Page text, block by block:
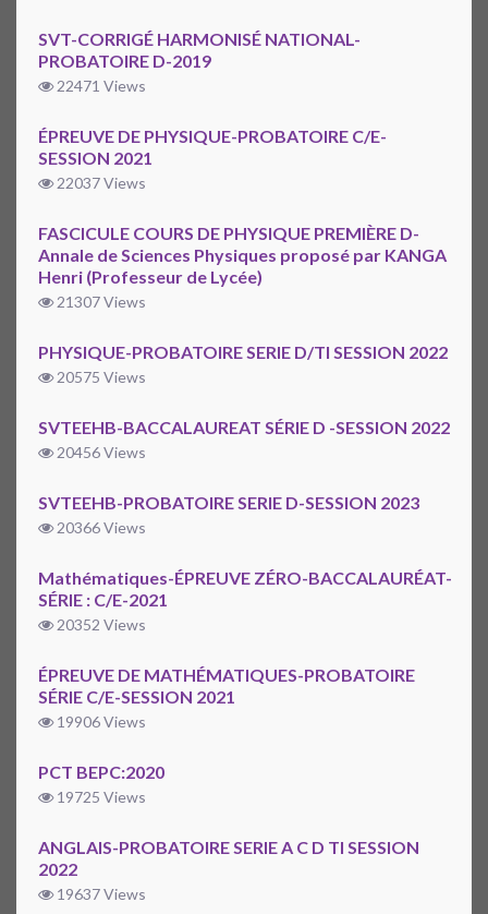
SVT-CORRIGÉ HARMONISÉ NATIONAL-
PROBATOIRE D-2019
22471 Views
ÉPREUVE DE PHYSIQUE-PROBATOIRE C/E-
SESSION 2021
22037 Views
FASCICULE COURS DE PHYSIQUE PREMIÈRE D-
Annale de Sciences Physiques proposé par KANGA
Henri (Professeur de Lycée)
21307 Views
PHYSIQUE-PROBATOIRE SERIE D/TI SESSION 2022
20575 Views
SVTEEHB-BACCALAUREAT SÉRIE D -SESSION 2022
20456 Views
SVTEEHB-PROBATOIRE SERIE D-SESSION 2023
20366 Views
Mathématiques-ÉPREUVE ZÉRO-BACCALAURÉAT-
SÉRIE : C/E-2021
20352 Views
ÉPREUVE DE MATHÉMATIQUES-PROBATOIRE
SÉRIE C/E-SESSION 2021
19906 Views
PCT BEPC:2020
19725 Views
ANGLAIS-PROBATOIRE SERIE A C D TI SESSION
2022
19637 Views